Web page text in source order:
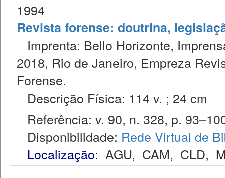
1994
Revista forense: doutrina,
Imprenta: Bello Horizonte,
2018, Rio de Janeiro, Empreza
Forense.
Descrição Física: 114 v. ; 24 cm
Referência: v. 90, n. 328, p.
Disponibilidade: Rede Virtual de
Localização: AGU, CAM, CLD,